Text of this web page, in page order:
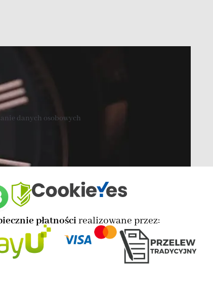
danych osobowych
płatnościrealizowane przez: